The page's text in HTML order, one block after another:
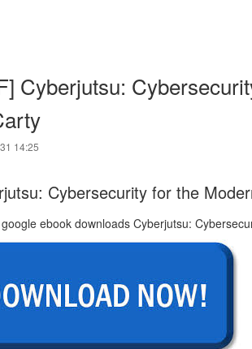
Cyberjutsu:
14:25
Cybersecurity for the